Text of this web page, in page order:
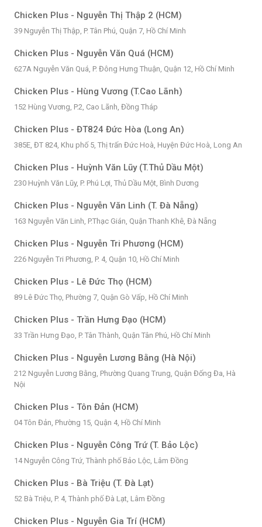
Chicken Plus - Nguyễn Thị Thập 2 (HCM)
39 Nguyễn Thị Thập, P. Tân Phú, Quận 7, Hồ Chí Minh
Chicken Plus - Nguyễn Văn Quá (HCM)
627A Nguyễn Văn Quá, P. Đông Hưng Thuận, Quận 12, Hồ Chí Minh
Chicken Plus - Hùng Vương (T.Cao Lãnh)
152 Hùng Vương, P.2, Cao Lãnh, Đồng Tháp
Chicken Plus - ĐT824 Đức Hòa (Long An)
385E, ĐT 824, Khu phố 5, Thị trấn Đức Hoà, Huyện Đức Hoà, Long An
Chicken Plus - Huỳnh Văn Lũy (T.Thủ Dầu Một)
230 Huỳnh Văn Lũy, P. Phú Lợi, Thủ Dầu Một, Bình Dương
Chicken Plus - Nguyễn Văn Linh (T. Đà Nẵng)
163 Nguyễn Văn Linh, P.Thạc Gián, Quận Thanh Khê, Đà Nẵng
Chicken Plus - Nguyễn Tri Phương (HCM)
226 Nguyễn Tri Phương, P. 4, Quận 10, Hồ Chí Minh
Chicken Plus - Lê Đức Thọ (HCM)
89 Lê Đức Thọ, Phường 7, Quận Gò Vấp, Hồ Chí Minh
Chicken Plus - Trần Hưng Đạo (HCM)
33 Trần Hưng Đạo, P. Tân Thành, Quận Tân Phú, Hồ Chí Minh
Chicken Plus - Nguyễn Lương Bằng (Hà Nội)
212 Nguyễn Lương Bằng, Phường Quang Trung, Quận Đống Đa, Hà
Nội
Chicken Plus - Tôn Đản (HCM)
04 Tôn Đản, Phường 15, Quận 4, Hồ Chí Minh
Chicken Plus - Nguyễn Công Trứ (T. Bảo Lộc)
14 Nguyễn Công Trứ, Thành phố Bảo Lộc, Lâm Đồng
Chicken Plus - Bà Triệu (T. Đà Lạt)
52 Bà Triệu, P. 4, Thành phố Đà Lạt, Lâm Đồng
Chicken Plus - Nguyễn Gia Trí (HCM)